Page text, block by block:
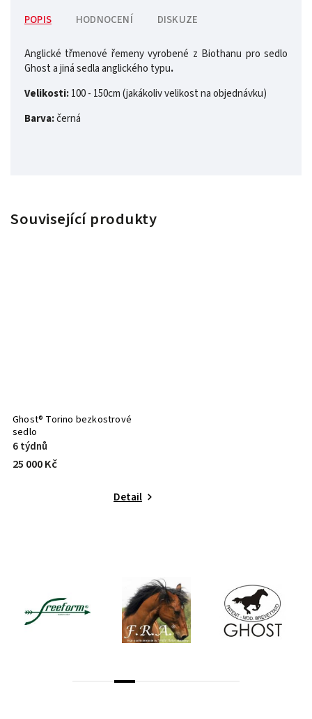
POPIS HODNOCENÍ DISKUZE
Anglické třmenové řemeny vyrobené z Biothanu pro sedlo
Ghost a jiná sedla anglického typu.
Velikosti:100 - 150cm (jakákoliv velikost na objednávku)
Barva:černá
Související produkty
Ghost® Torino bezkostrové
sedlo
6 týdnů
25 000 Kč
Detail